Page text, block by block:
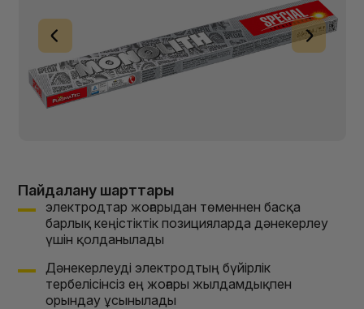
Пайдалану шарттары
электродтар жоғарыдан төменнен басқа
барлық кеңістіктік позицияларда дәнекерлеу
үшін қолданылады
Дәнекерлеуді электродтың бүйірлік
тербелісінсіз ең жоғары жылдамдықпен
орындау ұсынылады